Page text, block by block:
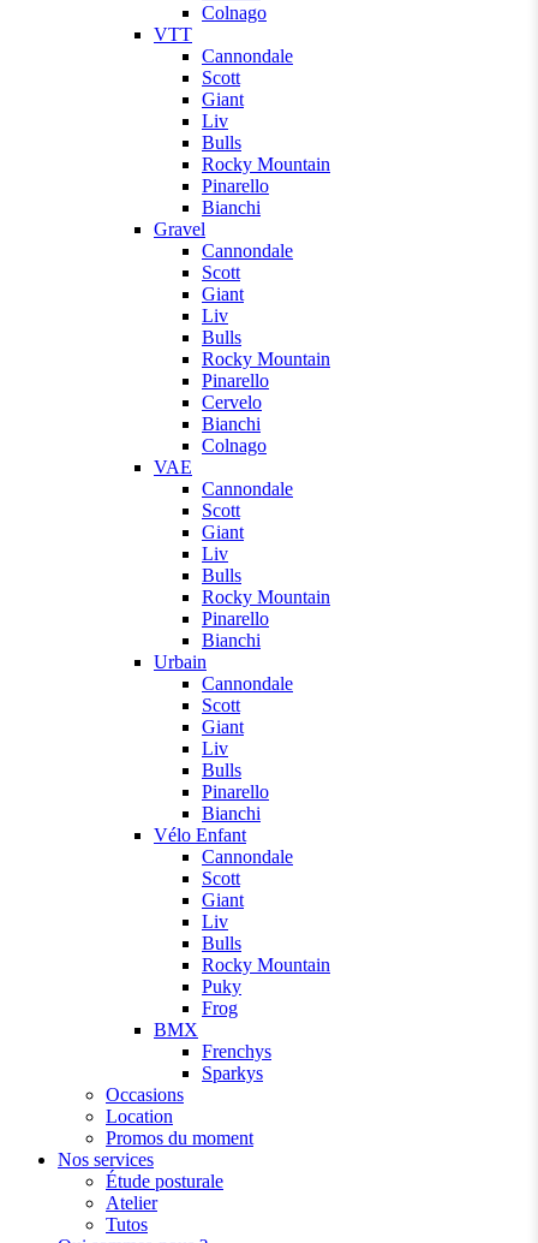
Colnago
VTT
Cannondale
Scott
Giant
Liv
Bulls
Rocky Mountain
Pinarello
Bianchi
Gravel
Cannondale
Scott
Giant
Liv
Bulls
Rocky Mountain
Pinarello
Cervelo
Bianchi
Colnago
VAE
Cannondale
Scott
Giant
Liv
Bulls
Rocky Mountain
Pinarello
Bianchi
Urbain
Cannondale
Scott
Giant
Liv
Bulls
Pinarello
Bianchi
Vélo Enfant
Cannondale
Scott
Giant
Liv
Bulls
Rocky Mountain
Puky
Frog
BMX
Frenchys
Sparkys
Occasions
Location
Promos du moment
Nos services
Étude posturale
Atelier
Tutos